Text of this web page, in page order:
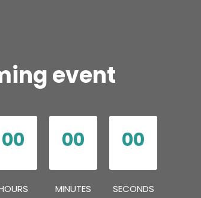
event
00 00
MINUTES
00
SECONDS